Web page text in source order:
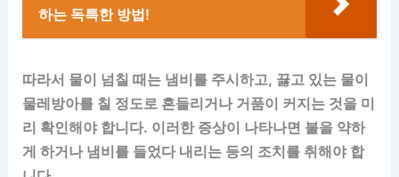
하는 독특한 방법!
따라서 물이 넘칠 때는 냄비를 주시하고, 끓고 있는 물이
물레방아를 칠 정도로 흔들리거나 거품이 커지는 것을 미
리 확인해야 합니다. 이러한 증상이 나타나면 불을 약하
게 하거나 냄비를 들었다 내리는 등의 조치를 취해야 합